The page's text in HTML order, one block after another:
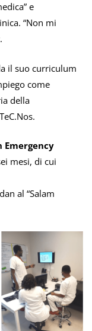
e
“Non mi
il suo curriculum
come
della
TeC.Nos.
Emergency
mesi, di cui
al “Salam